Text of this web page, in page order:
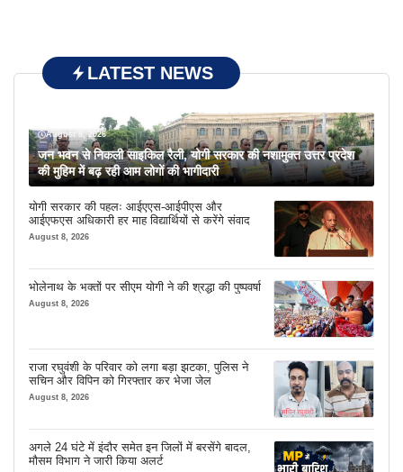
LATEST NEWS
August 8, 2026
जन भवन से निकली साइकिल रैली, योगी सरकार की नशामुक्त उत्तर प्रदेश
की मुहिम में बढ़ रही आम लोगों की भागीदारी
योगी सरकार की पहलः आईएएस-आईपीएस और
आईएफएस अधिकारी हर माह विद्यार्थियों से करेंगे संवाद
August 8, 2026
भोलेनाथ के भक्तों पर सीएम योगी ने की श्रद्धा की पुष्पवर्षा
August 8, 2026
राजा रघुवंशी के परिवार को लगा बड़ा झटका, पुलिस ने
सचिन और विपिन को गिरफ्तार कर भेजा जेल
August 8, 2026
अगले 24 घंटे में इंदौर समेत इन जिलों में बरसेंगे बादल,
मौसम विभाग ने जारी किया अलर्ट